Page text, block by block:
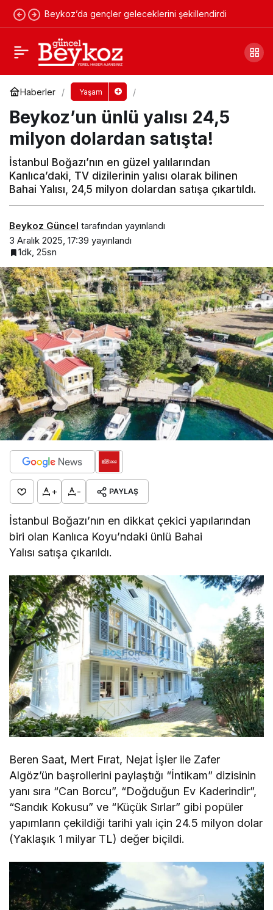
Beykoz’da gençler geleceklerini şekillendirdi
Haberler Yaşam
Beykoz’un ünlü yalısı 24,5
milyon dolardan satışta!
İstanbul Boğazı’nın en güzel yalılarından
Kanlıca’daki, TV dizilerinin yalısı olarak bilinen
Bahai Yalısı, 24,5 milyon dolardan satışa çıkartıldı.
Beykoz Güncel tarafından yayınlandı
3 Aralık 2025, 17:39 yayınlandı
1dk, 25sn
+ - PAYLAŞ
İstanbul Boğazı’nın en dikkat çekici yapılarından
biri olan Kanlıca Koyu’ndaki ünlü Bahai
Yalısı satışa çıkarıldı.
Beren Saat, Mert Fırat, Nejat İşler ile Zafer
Algöz’ün başrollerini paylaştığı “İntikam” dizisinin
yanı sıra “Can Borcu”, “Doğduğun Ev Kaderindir”,
“Sandık Kokusu” ve “Küçük Sırlar” gibi popüler
yapımların çekildiği tarihi yalı için 24.5 milyon dolar
(Yaklaşık 1 milyar TL) değer biçildi.
Beykoz’da duraklara park edenler cezayı
yedi!
Yorum Yap Paylaş